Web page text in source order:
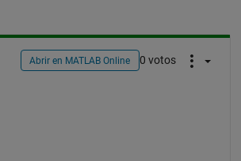
Abrir en MATLAB Online 0 votos